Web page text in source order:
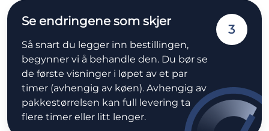
Se endringene som skjer
Så snart du legger inn bestillingen,
begynner vi å behandle den. Du bør se
de første visninger i løpet av et par
timer (avhengig av køen). Avhengig av
pakkestørrelsen kan full levering ta
flere timer eller litt lenger.
3